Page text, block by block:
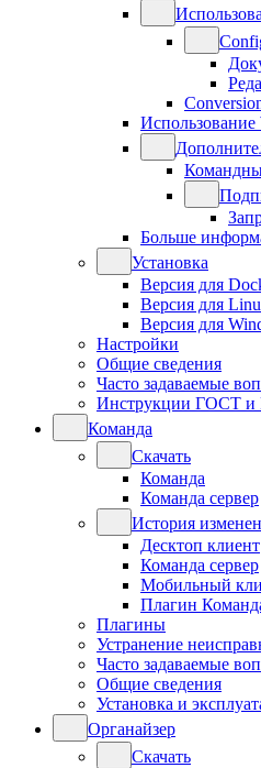
Больше
Установка
Версия для
Версия для
Версия для
Настройки
Общие сведения
Часто задаваемые
Инструкции ГОСТ и
Команда
Скачать
Команда
Команда сервер
История
Десктоп клиент
Команда сервер
Мобильный
Плагин
Плагины
Устранение
Часто задаваемые
Общие сведения
Установка и
Органайзер
Скачать